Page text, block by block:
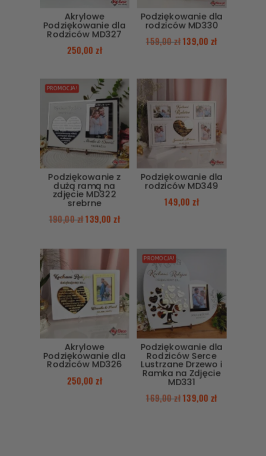
Akrylowe
Podziękowanie dla
Rodziców MD327
250,00zł
Podziękowanie dla
rodziców MD330
159,00zł139,00 zł
PROMOCJA!
Podziękowanie z
dużą ramą na
zdjęcie MD322
srebrne
190,00zł139,00 zł
Podziękowanie dla
rodziców MD349
149,00zł
Akrylowe
Podziękowanie dla
Rodziców MD326
250,00zł
PROMOCJA!
Podziękowanie dla
Rodziców Serce
Lustrzane Drzewo i
Ramka na Zdjęcie
MD331
169,00 zł139,00 zł